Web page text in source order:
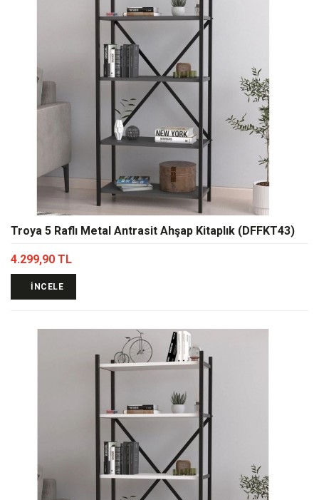
Troya 5 Raflı Metal Antrasit Ahşap Kitaplık (DFFKT43)
4.299,90 TL
İNCELE